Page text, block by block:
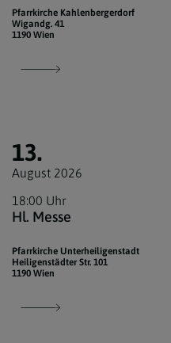
Pfarrkirche Kahlenbergerdorf
Wigandg. 41
1190 Wien
13.
August 2026
18:00 Uhr
Hl. Messe
Pfarrkirche Unterheiligenstadt
Heiligenstädter Str. 101
1190 Wien